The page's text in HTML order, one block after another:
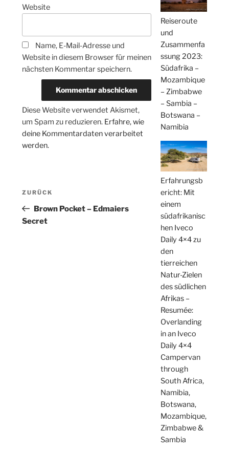
Website
Name, E-Mail-Adresse und
Website in diesem Browser für meinen
nächsten Kommentar speichern.
Diese Website verwendet Akismet,
um Spam zu reduzieren. Erfahre, wie
deine Kommentardaten verarbeitet
werden.
Beitragsnavigation
Vorheriger
Beitrag
ZURÜCK
Brown Pocket – Edmaiers
Secret
Reiseroute
und
Zusammenfa
ssung 2023:
Südafrika –
Mozambique
– Zimbabwe
– Sambia –
Botswana –
Namibia
Erfahrungsb
ericht: Mit
einem
südafrikanisc
hen Iveco
Daily 4×4 zu
den
tierreichen
Natur-Zielen
des südlichen
Afrikas –
Resumée:
Overlanding
in an Iveco
Daily 4×4
Campervan
through
South Africa,
Namibia,
Botswana,
Mozambique,
Zimbabwe &
Sambia